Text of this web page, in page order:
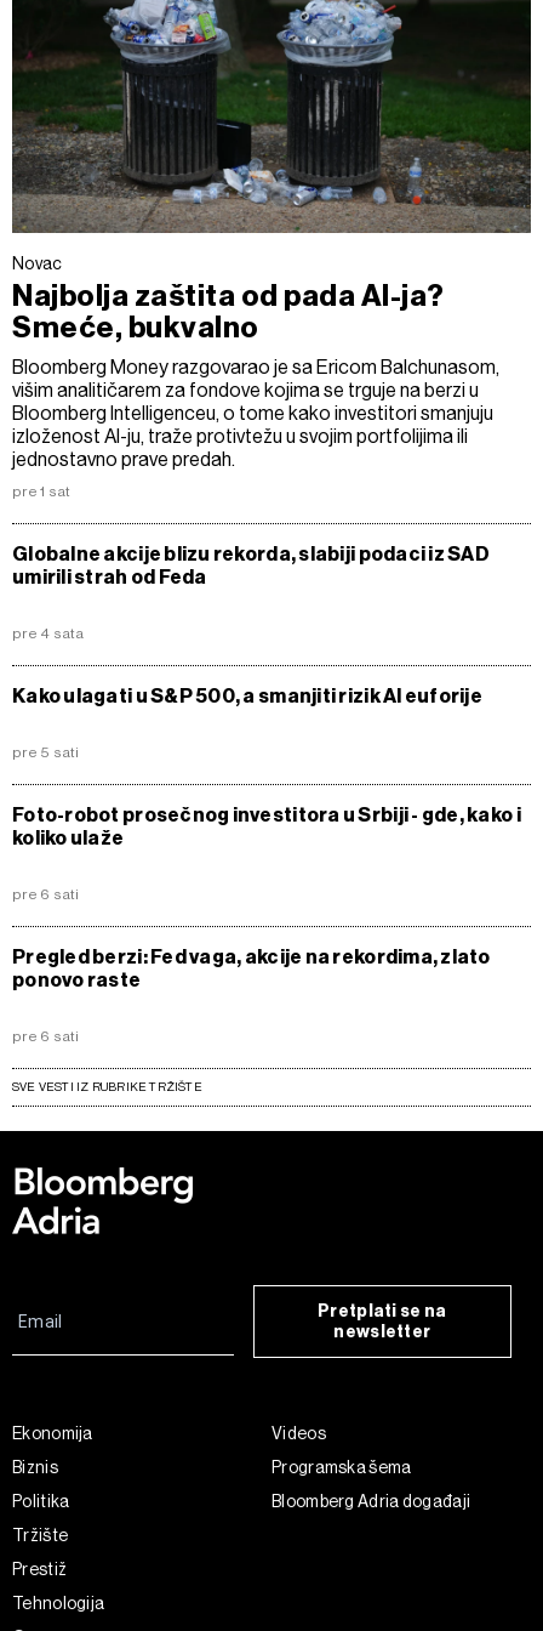
Novac
Najbolja zaštita od pada AI-ja?
Smeće, bukvalno
Bloomberg Money razgovarao je sa Ericom Balchunasom,
višim analitičarem za fondove kojima se trguje na berzi u
Bloomberg Intelligenceu, o tome kako investitori smanjuju
izloženost AI-ju, traže protivtežu u svojim portfolijima ili
jednostavno prave predah.
pre 1 sat
Globalne akcije blizu rekorda, slabiji podaci iz SAD
umirili strah od Feda
pre 4 sata
Kako ulagati u S&P 500, a smanjiti rizik AI euforije
pre 5 sati
Foto-robot prosečnog investitora u Srbiji - gde, kako i
koliko ulaže
pre 6 sati
Pregled berzi: Fed vaga, akcije na rekordima, zlato
ponovo raste
pre 6 sati
SVE VESTI IZ RUBRIKE TRŽIŠTE
Pretplati se na
newsletter
Ekonomija
Biznis
Politika
Tržište
Prestiž
Tehnologija
Videos
Programska šema
Bloomberg Adria događaji